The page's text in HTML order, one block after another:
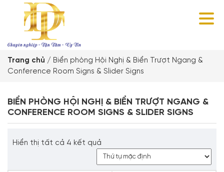
Trang chủ / Biển phòng Hội Nghị & Biển Trượt Ngang &
Conference Room Signs & Slider Signs
BIỂN PHÒNG HỘI NGHỊ & BIỂN TRƯỢT NGANG &
CONFERENCE ROOM SIGNS & SLIDER SIGNS
Hiển thị tất cả 4 kết quả